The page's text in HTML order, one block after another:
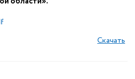
Скачать